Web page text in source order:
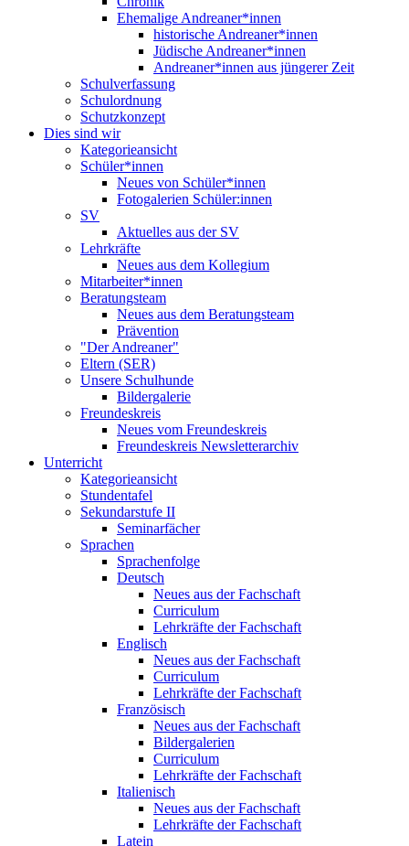
Ehemalige Andreaner*innen
historische Andreaner*innen
Jüdische Andreaner*innen
Andreaner*innen aus jüngerer Zeit
Schulverfassung
Schulordnung
Schutzkonzept
Dies sind wir
Kategorieansicht
Schüler*innen
Neues von Schüler*innen
Fotogalerien Schüler:innen
SV
Aktuelles aus der SV
Lehrkräfte
Neues aus dem Kollegium
Mitarbeiter*innen
Beratungsteam
Neues aus dem Beratungsteam
Prävention
"Der Andreaner"
Eltern (SER)
Unsere Schulhunde
Bildergalerie
Freundeskreis
Neues vom Freundeskreis
Freundeskreis Newsletterarchiv
Unterricht
Kategorieansicht
Stundentafel
Sekundarstufe II
Seminarfächer
Sprachen
Sprachenfolge
Deutsch
Neues aus der Fachschaft
Curriculum
Lehrkräfte der Fachschaft
Englisch
Neues aus der Fachschaft
Curriculum
Lehrkräfte der Fachschaft
Französisch
Neues aus der Fachschaft
Bildergalerien
Curriculum
Lehrkräfte der Fachschaft
Italienisch
Neues aus der Fachschaft
Lehrkräfte der Fachschaft
Latein